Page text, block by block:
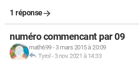
1 réponse
numéro commencant par 09
math699- 3 mars 2015 à 20:09
Tyrol - 3 nov. 2021 à 14:33